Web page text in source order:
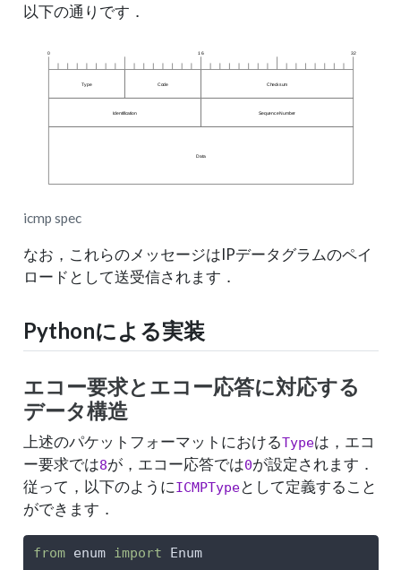
以下の通りです．
icmp spec
なお，これらのメッセージはIPデータグラムのペイ
ロードとして送受信されます．
Pythonによる実装
エコー要求とエコー応答に対応する
データ構造
上述のパケットフォーマットにおけるTypeは，エコ
ー要求では8が，エコー応答では0が設定されます．
従って，以下のようにICMPTypeとして定義すること
ができます．
from enum import Enum